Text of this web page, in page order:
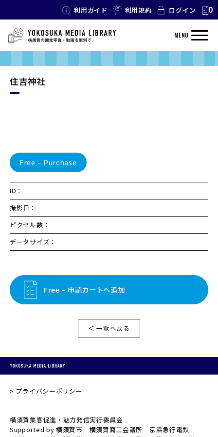
利用ガイド 利用規約 ログイン 0
MENU
住吉神社
Free – Purchase
ID：
撮影日：
ピクセル数：
データサイズ：
Free – 申請カートへ追加
＜ 一覧へ戻る
プライバシーポリシー
横須賀集客促進・魅力発信実行委員会
Supported by 横須賀市 横須賀商工会議所 京浜急行電鉄